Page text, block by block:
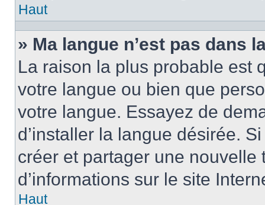
Haut
» Ma langue n’est pas dans
La raison la plus probable est
votre langue ou bien que
votre langue. Essayez de
d’installer la langue désirée.
créer et partager une
d’informations sur le site
Haut